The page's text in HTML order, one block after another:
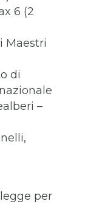
6 (2
Maestri
di
–
per